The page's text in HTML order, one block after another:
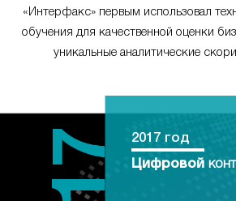
«Интерфакс» первым использовал
обучения для качественной оценки
уникальные аналитические
2017 год
Цифровой